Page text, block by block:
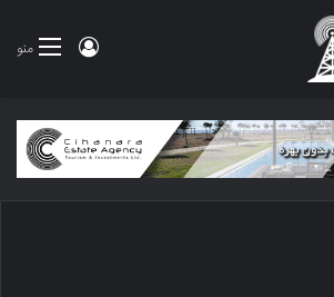
منو ورود